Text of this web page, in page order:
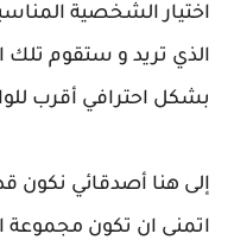
اختيار الشخصية
الذي تريد و ستقوم
بشكل احترافي أقرب
إلى هنا أصدقائي نكون
اتمنى ان تكون مجموعة